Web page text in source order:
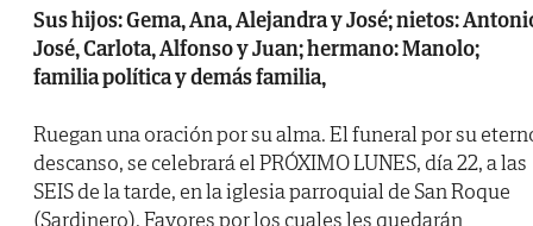
Sus hijos: Gema, Ana, Alejandra y José; nietos:
José, Carlota, Alfonso y Juan; hermano: Manolo;
familia política y demás familia,
Ruegan una oración por su alma. El funeral por su
descanso, se celebrará el PRÓXIMO LUNES, día 22, a las
SEIS de la tarde, en la iglesia parroquial de San Roque
(Sardinero). Favores por los cuales les quedarán